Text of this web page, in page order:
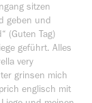
sitzen
geben und
(Guten Tag)
geführt. Alles
very
grinsen mich
englisch mit